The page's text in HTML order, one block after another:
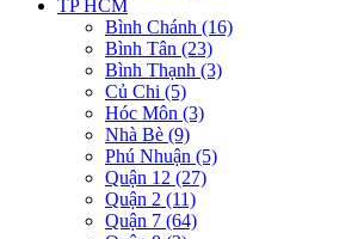
TP HCM
Bình Chánh (16)
Bình Tân (23)
Bình Thạnh (3)
Củ Chi (5)
Hóc Môn (3)
Nhà Bè (9)
Phú Nhuận (5)
Quận 12 (27)
Quận 2 (11)
Quận 7 (64)